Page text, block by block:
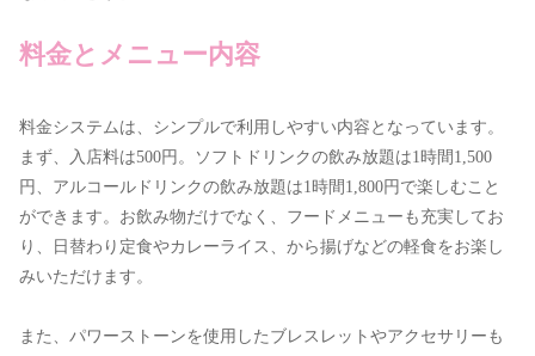
料金とメニュー内容
料金システムは、シンプルで利用しやすい内容となっています。
まず、入店料は500円。ソフトドリンクの飲み放題は1時間1,500
円、アルコールドリンクの飲み放題は1時間1,800円で楽しむこと
ができます。お飲み物だけでなく、フードメニューも充実してお
り、日替わり定食やカレーライス、から揚げなどの軽食をお楽し
みいただけます。
また、パワーストーンを使用したブレスレットやアクセサリーも